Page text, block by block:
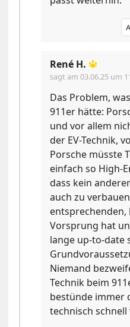
René H. 🔱
sagt am03.06.25 um
Das Problem,
911er hätte:
und vor allem
der EV-Technik,
Porsche müsste
einfach so High-
dass kein
auch zu
Vorsprung hat
lange up-to-date
Niemand
Technik beim
bestünde immer
technisch schnell